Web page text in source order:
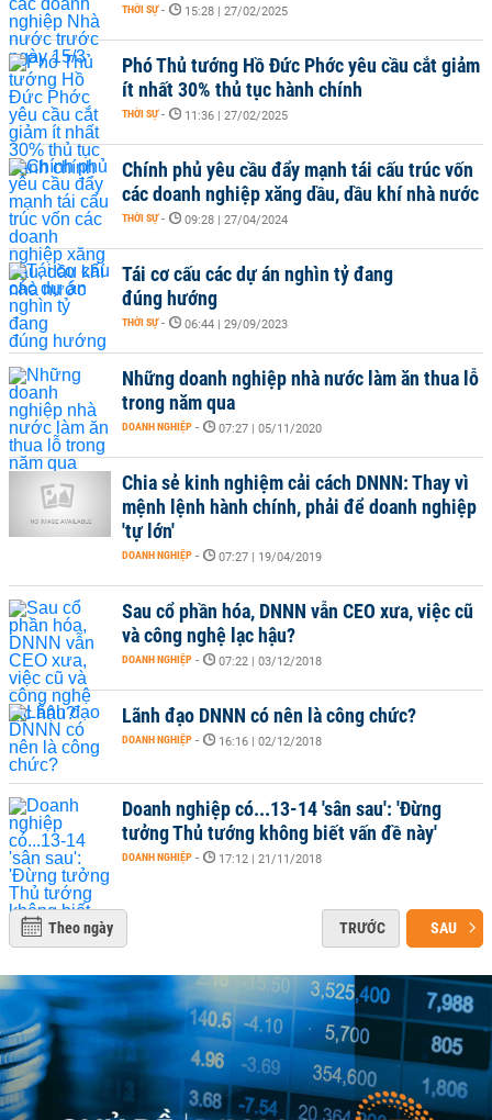
THỜI SỰ - 15:28 | 27/02/2025
Phó Thủ tướng Hồ Đức Phớc yêu cầu cắt giảm
ít nhất 30% thủ tục hành chính
THỜI SỰ - 11:36 | 27/02/2025
Chính phủ yêu cầu đẩy mạnh tái cấu trúc vốn
các doanh nghiệp xăng dầu, dầu khí nhà nước
THỜI SỰ - 09:28 | 27/04/2024
Tái cơ cấu các dự án nghìn tỷ đang
đúng hướng
THỜI SỰ - 06:44 | 29/09/2023
Những doanh nghiệp nhà nước làm ăn thua lỗ
trong năm qua
DOANH NGHIỆP - 07:27 | 05/11/2020
Chia sẻ kinh nghiệm cải cách DNNN: Thay vì
mệnh lệnh hành chính, phải để doanh nghiệp
'tự lớn'
DOANH NGHIỆP - 07:27 | 19/04/2019
Sau cổ phần hóa, DNNN vẫn CEO xưa, việc cũ
và công nghệ lạc hậu?
DOANH NGHIỆP - 07:22 | 03/12/2018
Lãnh đạo DNNN có nên là công chức?
DOANH NGHIỆP - 16:16 | 02/12/2018
Doanh nghiệp có...13-14 'sân sau': 'Đừng
tưởng Thủ tướng không biết vấn đề này'
DOANH NGHIỆP - 17:12 | 21/11/2018
Theo ngày TRƯỚC SAU